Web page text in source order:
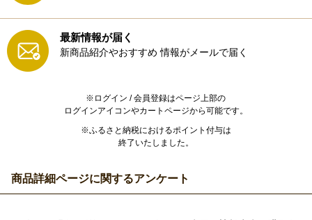
最新情報が届く
新商品紹介やおすすめ 情報がメールで届く
※ログイン / 会員登録はページ上部の
ログインアイコンやカートページから可能です。
※ふるさと納税におけるポイント付与は
終了いたしました。
商品詳細ページに関するアンケート